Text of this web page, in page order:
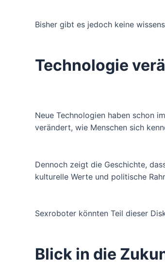
Bisher gibt es jedoch keine
Technologie
Neue Technologien haben schon
verändert, wie Menschen sich
Dennoch zeigt die Geschichte,
kulturelle Werte und politische
Sexroboter könnten Teil dieser
Blick in die